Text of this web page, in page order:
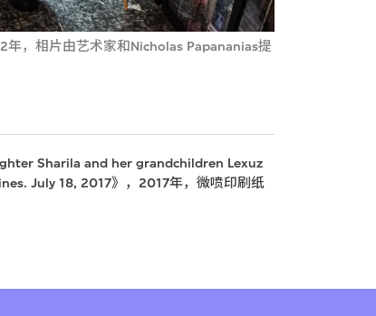
，相片由艺术家和Nicholas Papananias提
Sharila and her grandchildren Lexuz
July 18, 2017》，2017年，微喷印刷纸